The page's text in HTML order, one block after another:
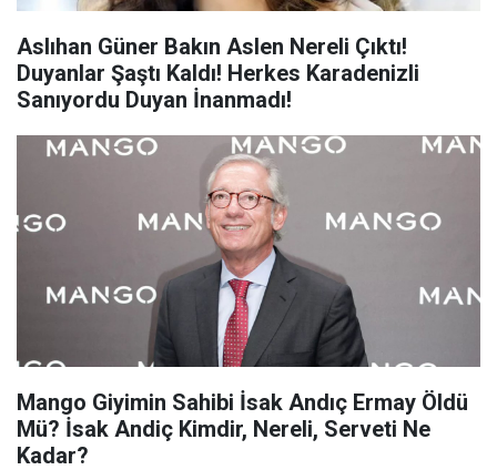
Aslıhan Güner Bakın Aslen Nereli Çıktı!
Duyanlar Şaştı Kaldı! Herkes Karadenizli
Sanıyordu Duyan İnanmadı!
Mango Giyimin Sahibi İsak Andıç Ermay Öldü
Mü? İsak Andiç Kimdir, Nereli, Serveti Ne
Kadar?